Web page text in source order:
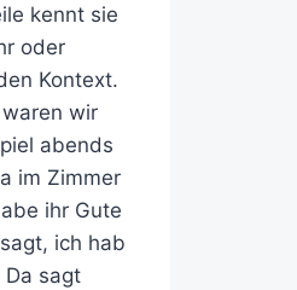
kennt sie
oder
Kontext.
wir
abends
im Zimmer
ihr Gute
ich hab
sagt